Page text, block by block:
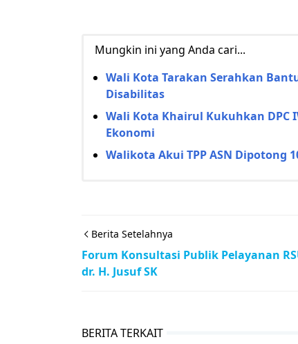
Mungkin ini yang Anda cari...
Wali Kota Tarakan Serahkan
Disabilitas
Wali Kota Khairul Kukuhkan DPC
Ekonomi
Walikota Akui TPP ASN Dipotong
Berita Setelahnya
Forum Konsultasi Publik Pelayanan
dr. H. Jusuf SK
BERITA TERKAIT